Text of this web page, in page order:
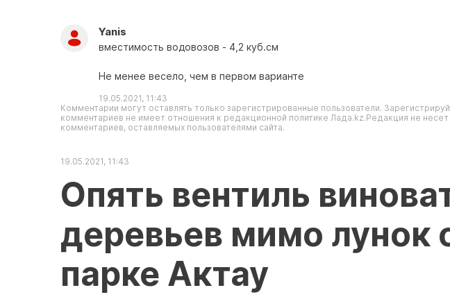
Yanis
вместимость водовозов - 4,2 куб.см
Не менее весело, чем в первом варианте
19.05.2021, 11:43
Комментарии могут оставлять только зарегистрированные пользователи.
комментариев не имеет отношения к редакционной политике Лада.kz.Редакция не
комментариев, оставляемых пользователями сайта.
19.05.2021, 11:43
Опять вентиль
деревьев мимо лунок
парке Актау